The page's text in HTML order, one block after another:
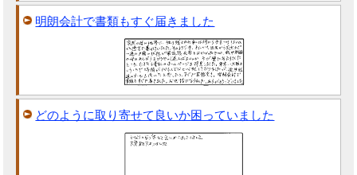
明朗会計で書類もすぐ届きました
どのように取り寄せて良いか困っていました